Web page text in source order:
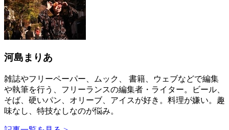
河島まりあ
雑誌やフリーペーパー、ムック、 書籍、ウェブなどで編集
や執筆を行う、フリーランスの編集者・ライター。ビール、
そば、硬いパン、オリーブ、アイスが好き。料理が嫌い。趣
味なし、特技なしなのが悩み。